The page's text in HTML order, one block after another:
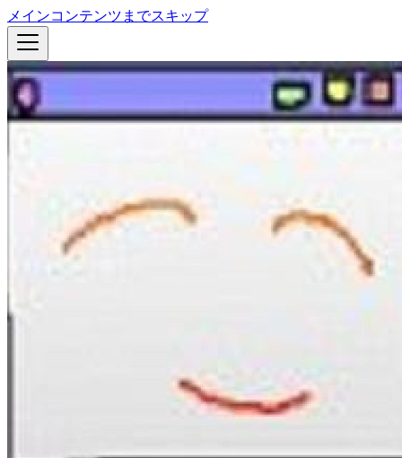
メインコンテンツまでスキップ